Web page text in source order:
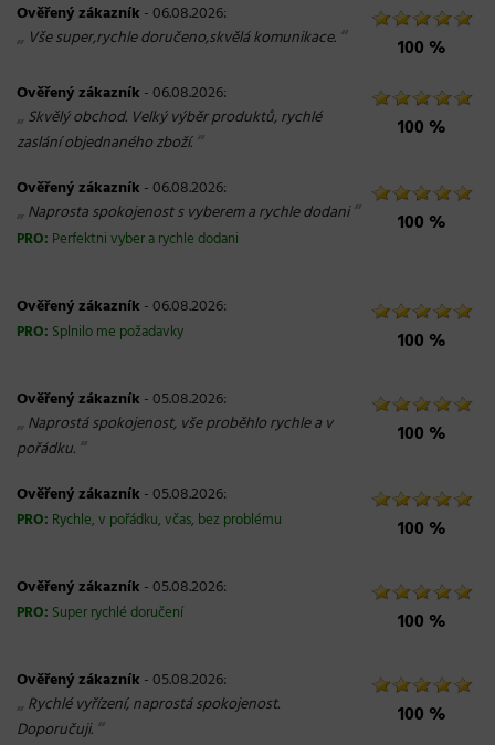
100 %
Ověřený zákazník - 06.08.2026:
„ Vše super,rychle doručeno,skvělá komunikace. “
100 %
Ověřený zákazník - 06.08.2026:
„ Skvělý obchod. Velký výběr produktů, rychlé
zaslání objednaného zboží.“
100 %
Ověřený zákazník - 06.08.2026:
„ Naprosta spokojenost s vyberem a rychle dodani“
PRO: Perfektni vyber a rychle dodani
100 %
Ověřený zákazník - 06.08.2026:
PRO: Splnilo me požadavky
100 %
Ověřený zákazník - 05.08.2026:
„ Naprostá spokojenost, vše proběhlo rychle a v
pořádku. “
100 %
Ověřený zákazník - 05.08.2026:
PRO: Rychle, v pořádku, včas, bez problému
100 %
Ověřený zákazník - 05.08.2026:
PRO: Super rychlé doručení
100 %
Ověřený zákazník - 05.08.2026:
„ Rychlé vyřízení, naprostá spokojenost.
Doporučuji. “